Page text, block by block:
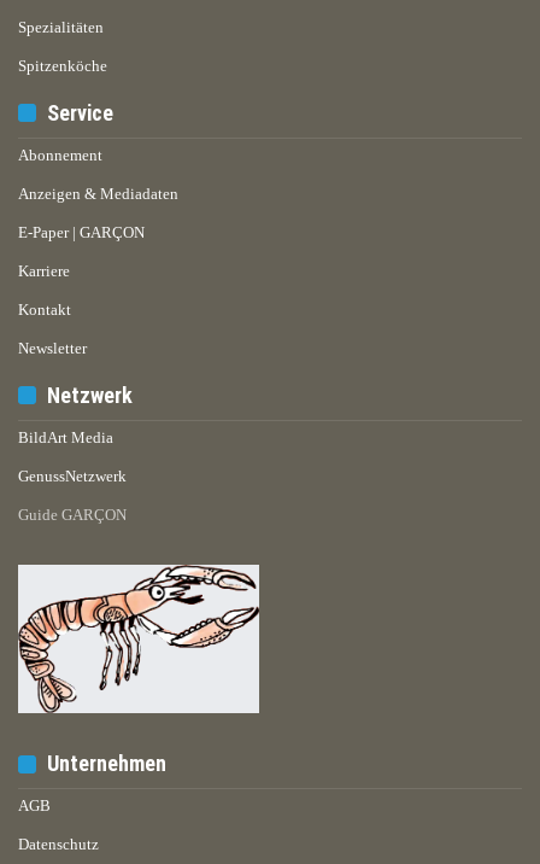
Spezialitäten
Spitzenköche
Service
Abonnement
Anzeigen & Mediadaten
E-Paper | GARÇON
Karriere
Kontakt
Newsletter
Netzwerk
BildArt Media
GenussNetzwerk
Guide GARÇON
Unternehmen
AGB
Datenschutz